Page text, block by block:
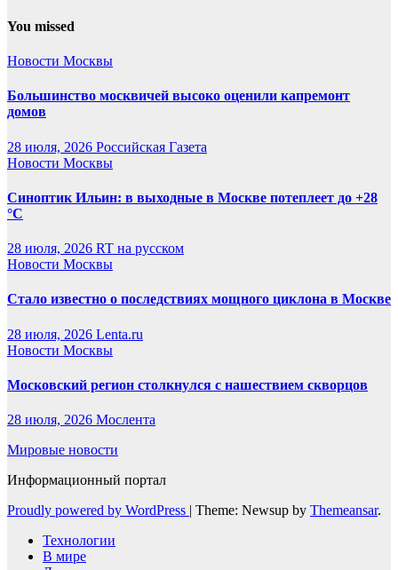
You missed
Новости Москвы
Большинство москвичей высоко оценили капремонт
домов
28 июля, 2026 Российская Газета
Новости Москвы
Синоптик Ильин: в выходные в Москве потеплеет до +28
°C
28 июля, 2026 RT на русском
Новости Москвы
Стало известно о последствиях мощного циклона в Москве
28 июля, 2026 Lenta.ru
Новости Москвы
Московский регион столкнулся с нашествием скворцов
28 июля, 2026 Мослента
Мировые новости
Информационный портал
Proudly powered by WordPress | Theme: Newsup by Themeansar.
Технологии
В мире